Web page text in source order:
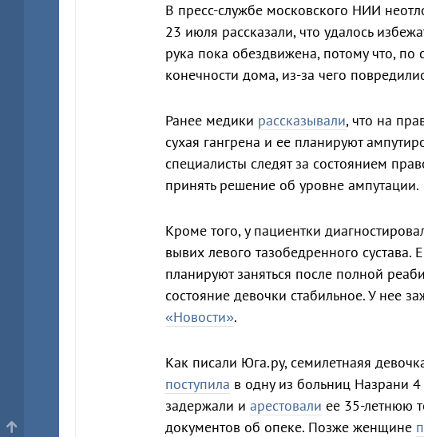
В пресс-службе московского НИИ
23 июля рассказали, что удалось
рука пока обездвижена, потому что, по
конечности дома, из-за чего
Ранее медики рассказывали, что на
сухая гангрена и ее планируют
специалисты следят за состоянием
принять решение об уровне ампутации.
Кроме того, у пациентки
вывих левого тазобедренного сустава.
планируют заняться после полной
состояние девочки стабильное. У нее
«Новости».
Как писали Юга.ру, семилетнаяя
поступила в одну из больниц Назрани
задержали и арестовали ее 35-летнюю
документов об опеке. Позже женщине